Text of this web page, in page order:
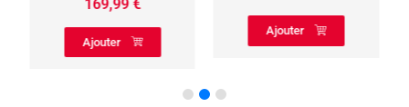
169,99€
Ajouter
Ajouter